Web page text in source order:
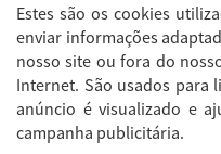
Estes são os cookies
enviar informações
nosso site ou fora do
Internet. São usados para
anúncio é visualizado e
campanha publicitária.